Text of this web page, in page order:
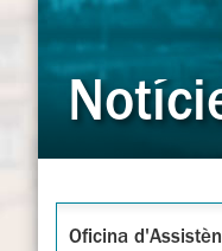
Oficina